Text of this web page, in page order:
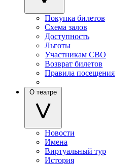
Покупка билетов
Схема залов
Доступность
Льготы
Участникам СВО
Возврат билетов
Правила посещения
О театре
Новости
Имена
Виртуальный тур
История